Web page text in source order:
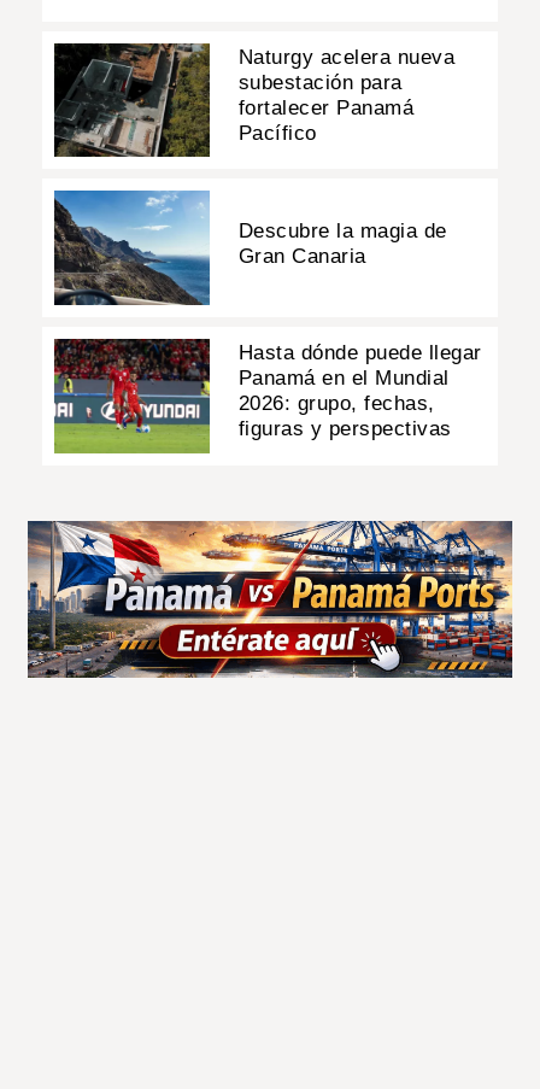
Naturgy acelera nueva
subestación para
fortalecer Panamá
Pacífico
Descubre la magia de
Gran Canaria
Hasta dónde puede llegar
Panamá en el Mundial
2026: grupo, fechas,
figuras y perspectivas